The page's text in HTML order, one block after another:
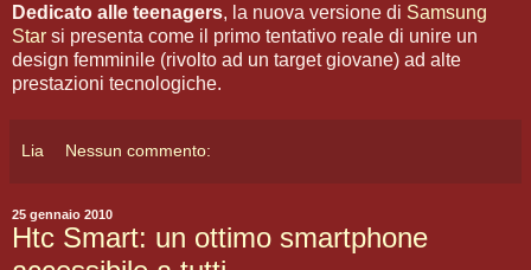
Dedicato alle teenagers, la nuova versione di Samsung
Star si presenta come il primo tentativo reale di unire un
design femminile (rivolto ad un target giovane) ad alte
prestazioni tecnologiche.
Lia Nessun commento:
25 gennaio 2010
Htc Smart: un ottimo smartphone